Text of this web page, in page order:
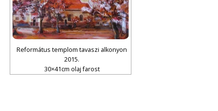
Református templom tavaszi alkonyon
2015.
30×41cm olaj farost